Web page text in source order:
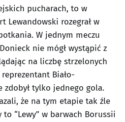
pucharach, to w
Lewandowski rozegrał w
W jednym meczu
nie mógł wystąpić z
na liczbę strzelonych
Biało-
zdobył tylko jednego gola.
że na tym etapie tak źle
to “Lewy” w barwach Borussii